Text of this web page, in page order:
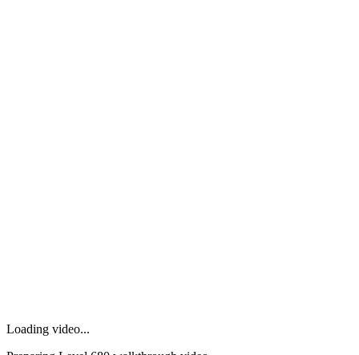
Loading video...